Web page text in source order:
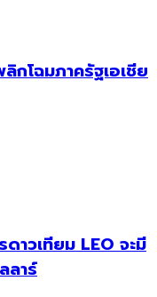
กโฉมภาครัฐเอเชีย
าวเทียม LEO จะมี
ลาร์